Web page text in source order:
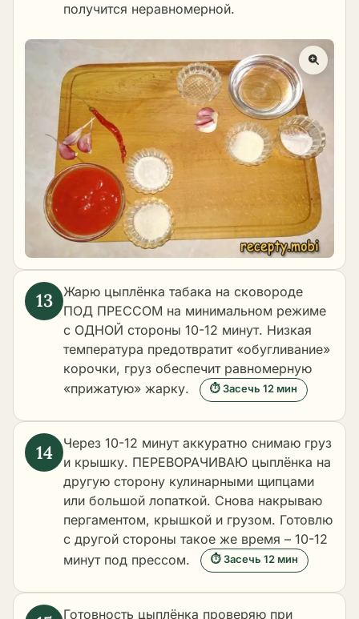
получится неравномерной.
Жарю цыплёнка табака на сковороде
ПОД ПРЕССОМ на минимальном режиме
с ОДНОЙ стороны 10-12 минут. Низкая
температура предотвратит «обугливание»
корочки, груз обеспечит равномерную
«прижатую» жарку.
⏱ Засечь 12 мин
Через 10-12 минут аккуратно снимаю груз
и крышку. ПЕРЕВОРАЧИВАЮ цыплёнка на
другую сторону кулинарными щипцами
или большой лопаткой. Снова накрываю
пергаментом, крышкой и грузом. Готовлю
с другой стороны такое же время – 10-12
минут под прессом.
⏱ Засечь 12 мин
Готовность цыплёнка проверяю при